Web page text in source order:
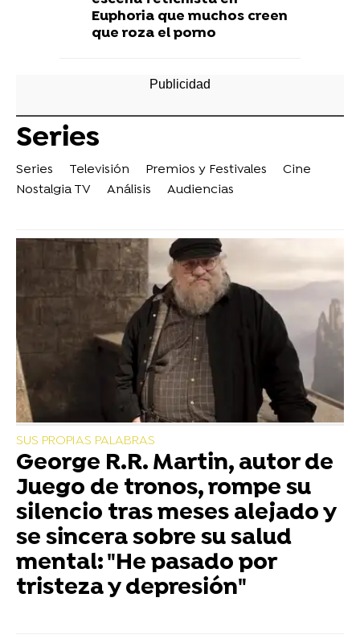
Euphoria que muchos creen
que roza el porno
Series
Series Televisión Premios y Festivales
Cine
Nostalgia TV
Análisis Audiencias
SUS PROPIAS PALABRAS
George R.R. Martin, autor de
Juego de tronos, rompe su
silencio tras meses alejado y
se sincera sobre su salud
mental: "He pasado por
tristeza y depresión"